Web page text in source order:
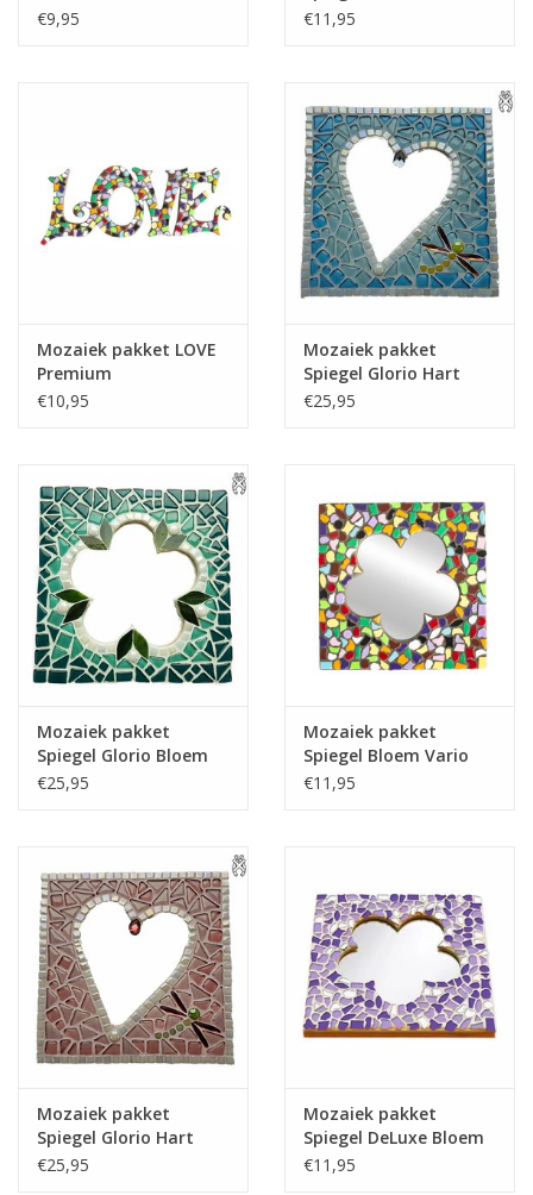
PREMIUM
€9,95
Wit-Paars-Violet
€11,95
Mozaiek pakket LOVE
Premium
€10,95
Mozaiek pakket
Spiegel Glorio Hart
Blauw
€25,95
Mozaiek pakket
Spiegel Glorio Bloem
Zeegroen
€25,95
Mozaiek pakket
Spiegel Bloem Vario
PREMIUM
€11,95
Mozaiek pakket
Spiegel Glorio Hart
Roze
€25,95
Mozaiek pakket
Spiegel DeLuxe Bloem
Wit-Paars-Violet
€11,95